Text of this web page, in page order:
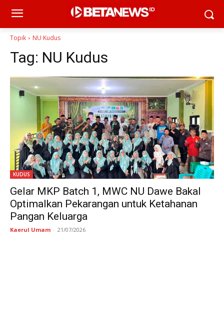
Topik NU Kudus
Tag: NU Kudus
KUDUS
Gelar MKP Batch 1, MWC NU Dawe Bakal
Optimalkan Pekarangan untuk Ketahanan
Pangan Keluarga
Kaerul Umam - 21/07/2026